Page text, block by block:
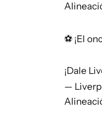
⚽️ ¡El
¡Dale
—